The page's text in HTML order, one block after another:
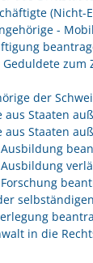
(Nicht-
-
zum
der
Staaten
Staaten
in die